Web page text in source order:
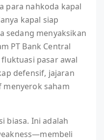
para nahkoda kapal
kapal siap
sedang menyaksikan
PT Bank Central
fluktuasi pasar awal
defensif, jajaran
menyerok saham
biasa. Ini adalah